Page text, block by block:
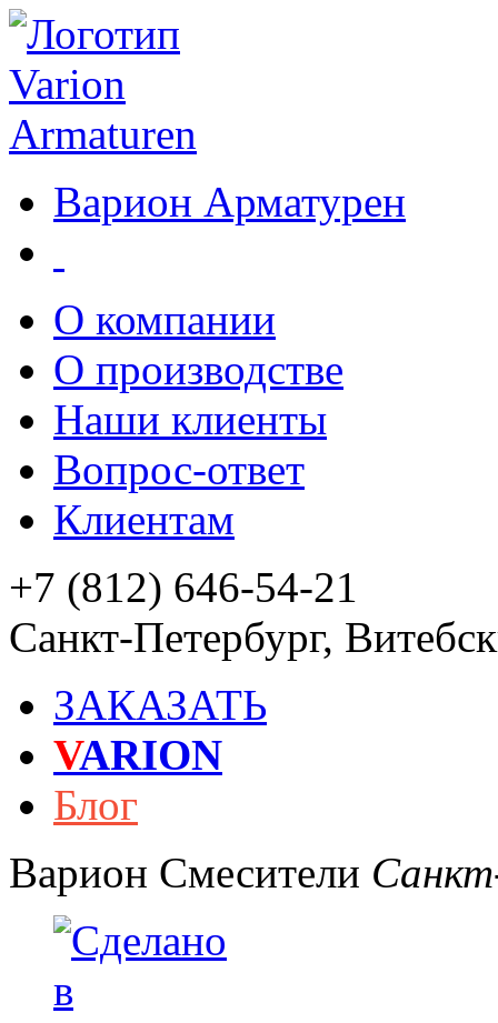
Варион Арматурен
О компании
О производстве
Наши клиенты
Вопрос-ответ
Клиентам
+7 (812) 646-54-21
Санкт-Петербург,
ЗАКАЗАТЬ
VARION
Блог
Варион Смесители